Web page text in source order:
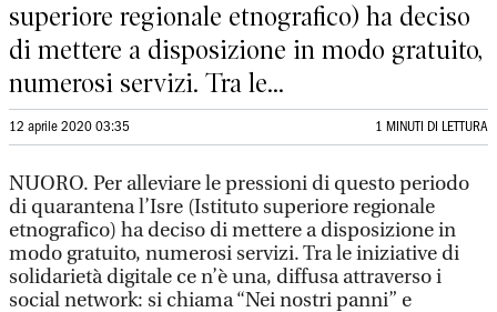
superiore regionale etnografico) ha deciso
di mettere a disposizione in modo gratuito,
numerosi servizi. Tra le...
12 aprile 2020 03:35 1 MINUTI DI LETTURA
NUORO. Per alleviare le pressioni di questo periodo
di quarantena l’Isre (Istituto superiore regionale
etnografico) ha deciso di mettere a disposizione in
modo gratuito, numerosi servizi. Tra le iniziative di
solidarietà digitale ce n’è una, diffusa attraverso i
social network: si chiama “Nei nostri panni” e